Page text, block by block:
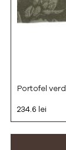
Portofel
234.6 lei